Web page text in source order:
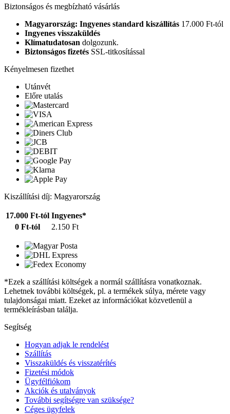
Biztonságos és megbízható vásárlás
Magyarország: Ingyenes standard kiszállítás 17.000 Ft-tól
Ingyenes visszaküldés
Klímatudatosan dolgozunk.
Biztonságos fizetés SSL-titkosítással
Kényelmesen fizethet
Utánvét
Előre utalás
Kiszállítási díj: Magyarország
17.000 Ft-tól Ingyenes*
0 Ft-tól
2.150 Ft
*Ezek a szállítási költségek a normál szállításra vonatkoznak.
Lehetnek további költségek, pl. a termékek súlya, mérete vagy
tulajdonságai miatt. Ezeket az információkat közvetlenül a
termékleírásban találja.
Segítség
Hogyan adjak le rendelést
Szállítás
Visszaküldés és visszatérítés
Fizetési módok
Ügyfélfiókom
Akciók és utalványok
További segítségre van szüksége?
Céges ügyfelek